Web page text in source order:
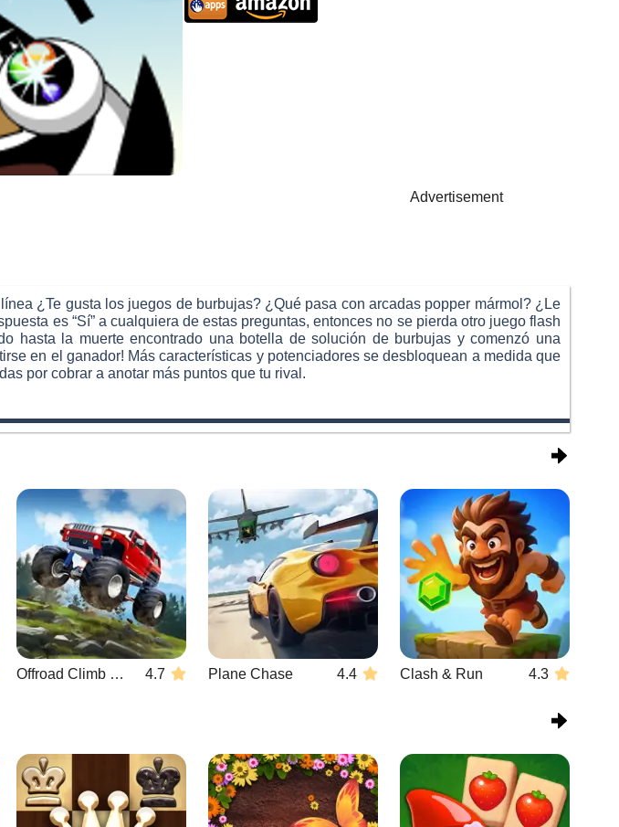
Advertisement
¿Te gusta los juegos de burbujas? ¿Qué pasa con arcadas popper mármol? ¿Le
es “Sí” a cualquiera de estas preguntas, entonces no se pierda otro juego flash
hasta la muerte encontrado una botella de solución de burbujas y comenzó una
en el ganador! Más características y potenciadores se desbloquean a medida que
por cobrar a anotar más puntos que tu rival.
Offroad Climb 4x4 4.7 Plane Chase 4.4 Clash & Run 4.3